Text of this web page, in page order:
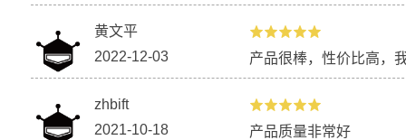
黄文平
2022-12-03
产品很棒，性价比高，
zhbift
2021-10-18
产品质量非常好